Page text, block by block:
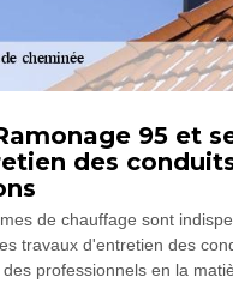
95 et
des
de chauffage sont
travaux d'entretien des
professionnels en la